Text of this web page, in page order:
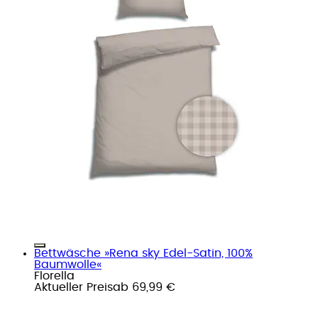
Bettwäsche »Rena sky Edel-Satin, 100%
Baumwolle«
Florella
Aktueller Preisab 69,99 €